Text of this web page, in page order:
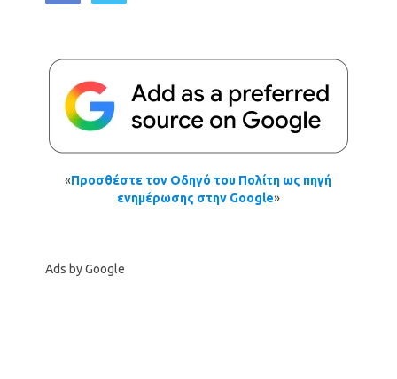
«Προσθέστε τον Οδηγό του Πολίτη ως πηγή
ενημέρωσης στην Google»
Ads by Google